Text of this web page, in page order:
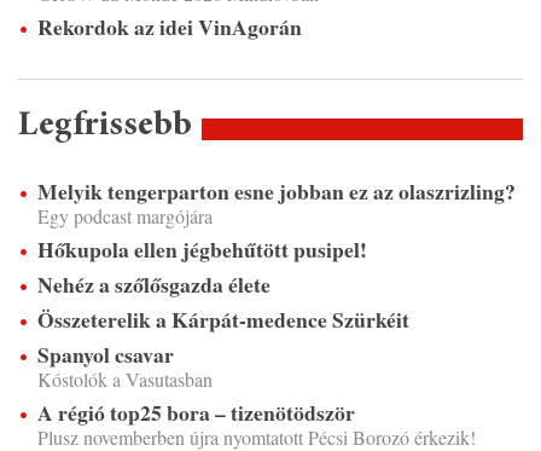
Rekordok az idei VinAgorán
Legfrissebb
Melyik tengerparton esne jobban ez az olaszrizling?
Egy podcast margójára
Hőkupola ellen jégbehűtött pusipel!
Nehéz a szőlősgazda élete
Összeterelik a Kárpát-medence Szürkéit
Spanyol csavar
Kóstolók a Vasutasban
A régió top25 bora – tizenötödször
Plusz novemberben újra nyomtatott Pécsi Borozó érkezik!